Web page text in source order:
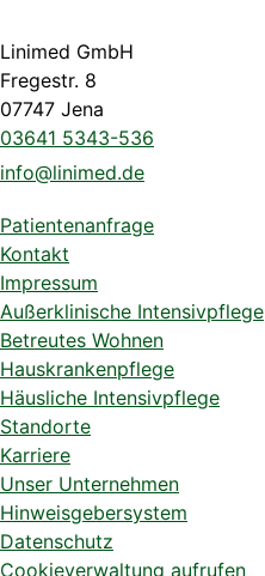
Linimed GmbH
Fregestr. 8
07747 Jena
03641 5343-536
info@linimed.de
Patientenanfrage
Kontakt
Impressum
Außerklinische Intensivpflege
Betreutes Wohnen
Hauskrankenpflege
Häusliche Intensivpflege
Standorte
Karriere
Unser Unternehmen
Hinweisgebersystem
Datenschutz
Cookieverwaltung aufrufen